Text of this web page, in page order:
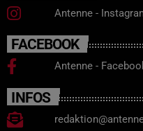
Antenne -
FACEBOOK
Antenne -
INFOS